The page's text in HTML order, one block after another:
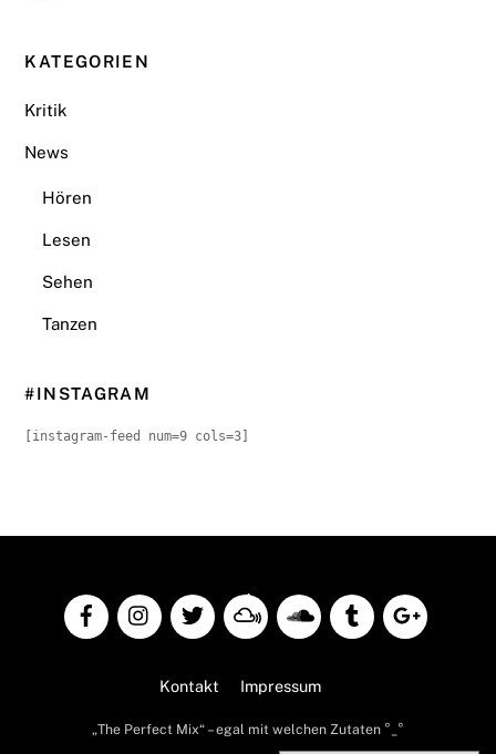
KATEGORIEN
Kritik
News
Hören
Lesen
Sehen
Tanzen
#INSTAGRAM
[instagram-feed num=9 cols=3]
Back
To
Kontakt
Impressum
„The Perfect Mix“ – egal mit welchen Zutaten °_°